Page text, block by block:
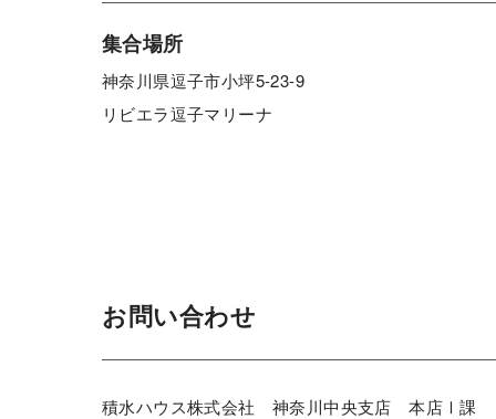
集合場所
神奈川県逗子市小坪5-23-9
リビエラ逗子マリーナ
お問い合わせ
積水ハウス株式会社 神奈川中央支店 本店Ⅰ課